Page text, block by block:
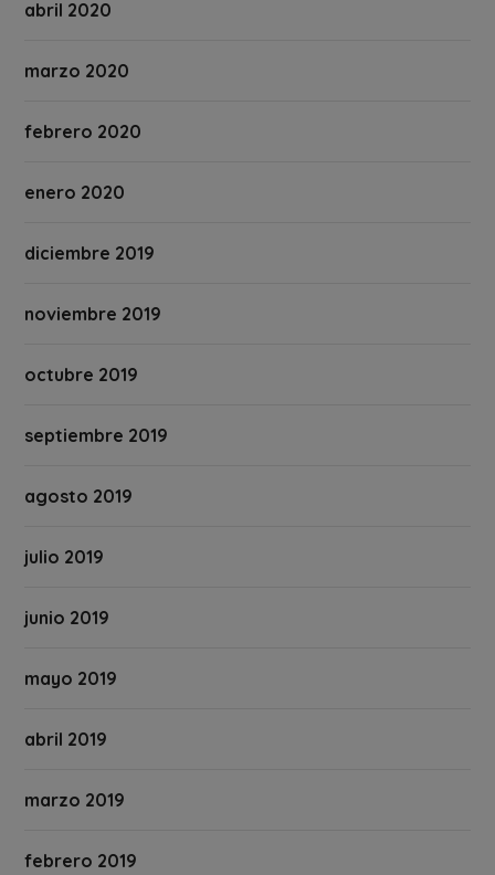
abril 2020
marzo 2020
febrero 2020
enero 2020
diciembre 2019
noviembre 2019
octubre 2019
septiembre 2019
agosto 2019
julio 2019
junio 2019
mayo 2019
abril 2019
marzo 2019
febrero 2019